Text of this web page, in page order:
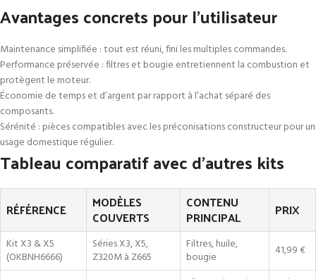
Avantages concrets pour l’utilisateur
Maintenance simplifiée : tout est réuni, fini les multiples commandes.
Performance préservée : filtres et bougie entretiennent la combustion et
protègent le moteur.
Économie de temps et d’argent par rapport à l’achat séparé des
composants.
Sérénité : pièces compatibles avec les préconisations constructeur pour un
usage domestique régulier.
Tableau comparatif avec d’autres kits
RÉFÉRENCE MODÈLES
COUVERTS
CONTENU
PRINCIPAL PRIX
Kit X3 & X5
(OKBNH6666)
Séries X3, X5,
Z320M à Z665
Filtres, huile,
bougie
41,99 €